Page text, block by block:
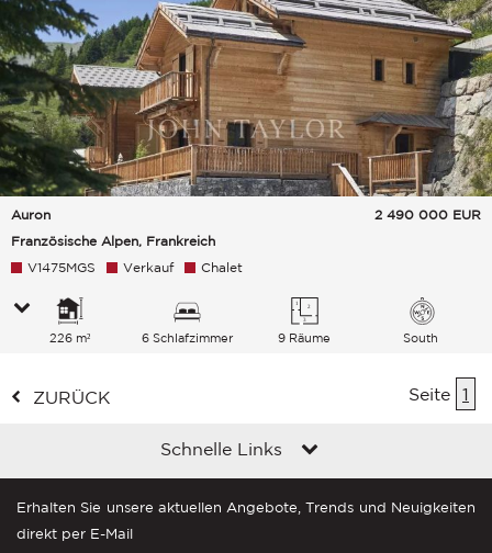
Auron
Französische Alpen, Frankreich
2 490 000 EUR
V1475MGS Verkauf Chalet
226 m² 6 Schlafzimmer 9 Räume South
ZURÜCK Seite 1
Schnelle Links
Erhalten Sie unsere aktuellen Angebote, Trends und Neuigkeiten
direkt per E-Mail